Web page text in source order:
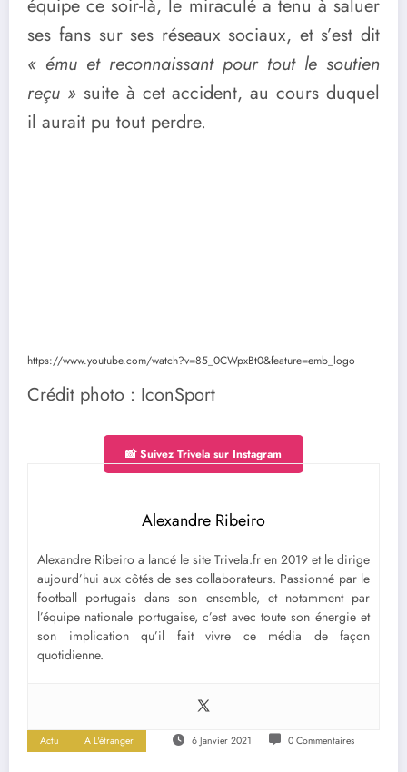
équipe ce soir-là, le miraculé a tenu à saluer
ses fans sur ses réseaux sociaux, et s’est dit
« ému et reconnaissant pour tout le soutien
reçu » suite à cet accident, au cours duquel
il aurait pu tout perdre.
https://www.youtube.com/watch?v=85_0CWpxBt0&feature=emb_logo
Crédit photo : IconSport
📸 Suivez Trivela sur Instagram
Alexandre Ribeiro
Alexandre Ribeiro a lancé le site Trivela.fr en 2019 et le dirige
aujourd’hui aux côtés de ses collaborateurs. Passionné par le
football portugais dans son ensemble, et notamment par
l’équipe nationale portugaise, c’est avec toute son énergie et
son implication qu’il fait vivre ce média de façon
quotidienne.
Actu A L'étranger 6 Janvier 2021 0 Commentaires